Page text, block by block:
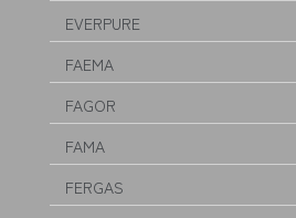
EVERPURE
FAEMA
FAGOR
FAMA
FERGAS